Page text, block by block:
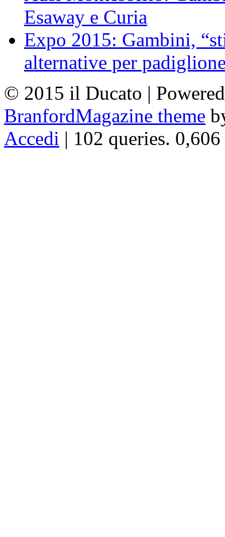
Esaway e Curia
Expo 2015: Gambini,
alternative per
© 2015 il Ducato |
BranfordMagazine theme
Accedi | 102 queries. 0,606